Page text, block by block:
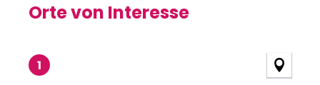
Orte von Interesse
1